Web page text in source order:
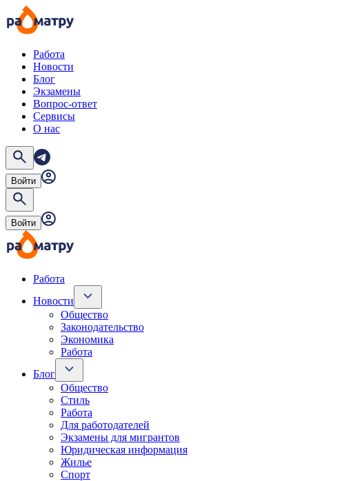
Работа
Новости
Блог
Экзамены
Вопрос-ответ
Сервисы
О нас
Войти
Войти
Работа
Новости
Общество
Законодательство
Экономика
Работа
Блог
Общество
Стиль
Работа
Для работодателей
Экзамены для мигрантов
Юридическая информация
Жилье
Спорт